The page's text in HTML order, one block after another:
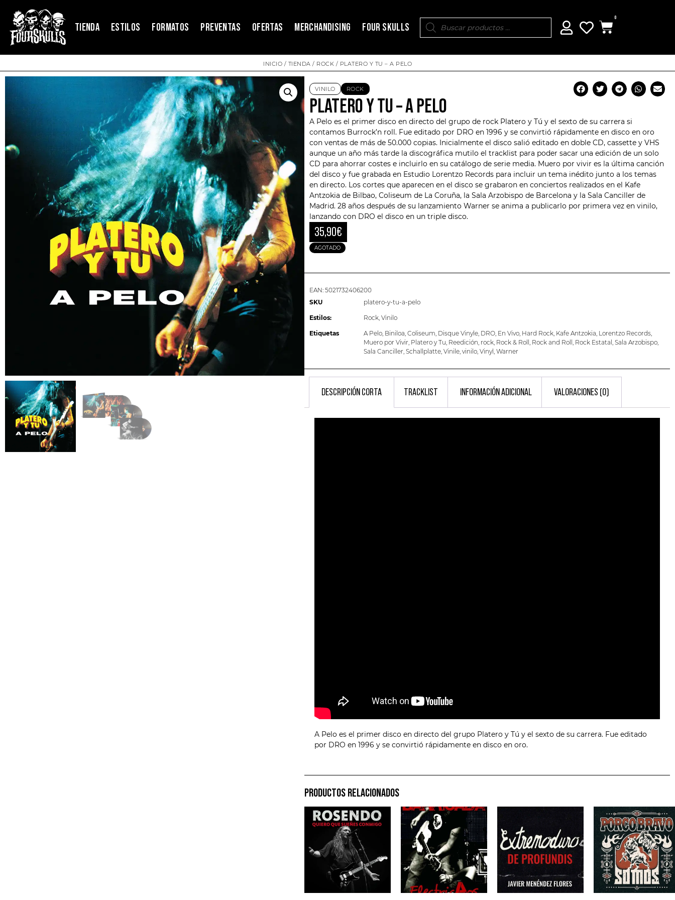
TIENDA ESTILOS FORMATOS PREVENTAS OFERTAS MERCHANDISING FOUR SKULLS
0
INICIO / TIENDA / ROCK / PLATERO Y TU – A PELO
VINILO ROCK
PLATERO Y TU – A PELO
A Pelo es el primer disco en directo del grupo de rock Platero y Tú y el sexto de su carrera si
contamos Burrock’n roll. Fue editado por DRO en 1996 y se convirtió rápidamente en disco en oro
con ventas de más de 50.000 copias. Inicialmente el disco salió editado en doble CD, cassette y VHS
aunque un año más tarde la discográfica mutilo el tracklist para poder sacar una edición de un solo
CD para ahorrar costes e incluirlo en su catálogo de serie media. Muero por vivir es la última canción
del disco y fue grabada en Estudio Lorentzo Records para incluir un tema inédito junto a los temas
en directo. Los cortes que aparecen en el disco se grabaron en conciertos realizados en el Kafe
Antzokia de Bilbao, Coliseum de La Coruña, la Sala Arzobispo de Barcelona y la Sala Canciller de
Madrid. 28 años después de su lanzamiento Warner se anima a publicarlo por primera vez en vinilo,
lanzando con DRO el disco en un triple disco.
35,90€
AGOTADO
EAN: 5021732406200
SKU
platero-y-tu-a-pelo
Estilos: Rock, Vinilo
Etiquetas A Pelo, Biniloa, Coliseum, Disque Vinyle, DRO, En Vivo, Hard Rock, Kafe Antzokia, Lorentzo Records,
Muero por Vivir, Platero y Tu, Reedición, rock, Rock & Roll , Rock and Roll , Rock Estatal , Sala Arzobispo,
Sala Canciller, Schallplatte, Vinile, vinilo, Vinyl, Warner
DESCRIPCIÓN CORTA TRACKLIST INFORMACIÓN ADICIONAL VALORACIONES (0)
A Pelo es el primer disco en directo del grupo Platero y Tú y el sexto de su carrera. Fue editado
por DRO en 1996 y se convirtió rápidamente en disco en oro.
PRODUCTOS RELACIONADOS